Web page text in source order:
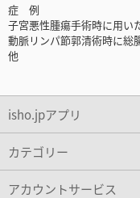
症 例
子宮悪性腫瘍手術時に用い
動脈リンパ節郭清術時に
他
isho.jpアプリ
カテゴリー
アカウントサービス